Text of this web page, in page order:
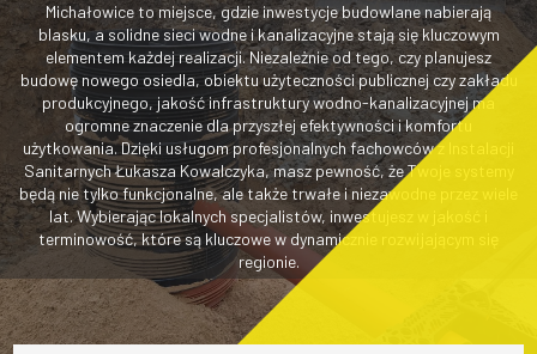
Michałowice to miejsce, gdzie inwestycje budowlane nabierają
blasku, a solidne sieci wodne i kanalizacyjne stają się kluczowym
elementem każdej realizacji. Niezależnie od tego, czy planujesz
budowę nowego osiedla, obiektu użyteczności publicznej czy zakładu
produkcyjnego, jakość infrastruktury wodno-kanalizacyjnej ma
ogromne znaczenie dla przyszłej efektywności i komfortu
użytkowania. Dzięki usługom profesjonalnych fachowców z Instalacji
Sanitarnych Łukasza Kowalczyka, masz pewność, że Twoje systemy
będą nie tylko funkcjonalne, ale także trwałe i niezawodne przez wiele
lat. Wybierając lokalnych specjalistów, inwestujesz w jakość i
terminowość, które są kluczowe w dynamicznie rozwijającym się
regionie.